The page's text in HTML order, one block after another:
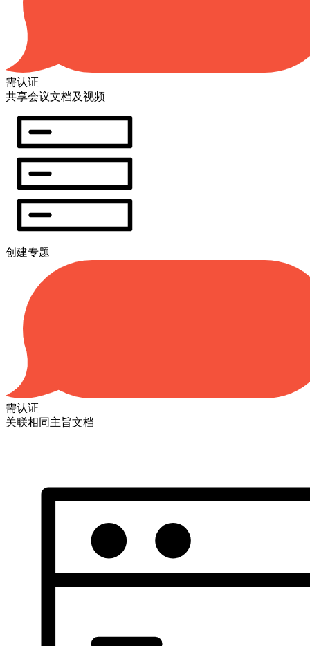
需认证
共享会议文档及视频
创建专题
需认证
关联相同主旨文档